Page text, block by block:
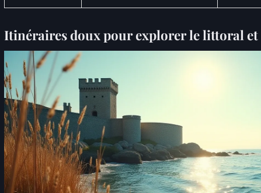
Itinéraires doux pour explorer le littoral et